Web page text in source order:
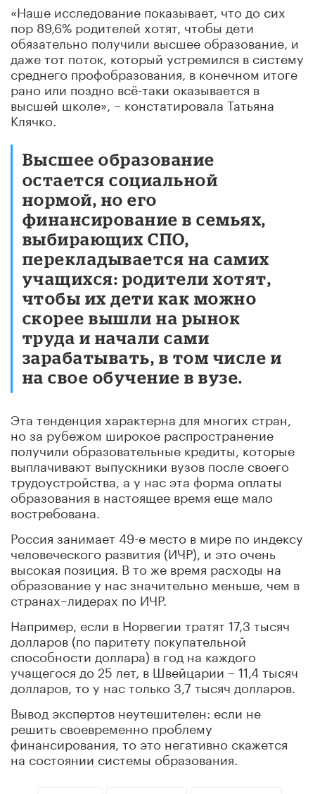
«Наше исследование показывает, что до сих
пор 89,6% родителей хотят, чтобы дети
обязательно получили высшее образование, и
даже тот поток, который устремился в систему
среднего профобразования, в конечном итоге
рано или поздно всё-таки оказывается в
высшей школе», – констатировала Татьяна
Клячко.
Высшее образование
остается социальной
нормой, но его
финансирование в семьях,
выбирающих СПО,
перекладывается на самих
учащихся: родители хотят,
чтобы их дети как можно
скорее вышли на рынок
труда и начали сами
зарабатывать, в том числе и
на свое обучение в вузе.
Эта тенденция характерна для многих стран,
но за рубежом широкое распространение
получили образовательные кредиты, которые
выплачивают выпускники вузов после своего
трудоустройства, а у нас эта форма оплаты
образования в настоящее время еще мало
востребована.
Россия занимает 49-е место в мире по индексу
человеческого развития (ИЧР), и это очень
высокая позиция. В то же время расходы на
образование у нас значительно меньше, чем в
странах–лидерах по ИЧР.
Например, если в Норвегии тратят 17,3 тысяч
долларов (по паритету покупательной
способности доллара) в год на каждого
учащегося до 25 лет, в Швейцарии – 11,4 тысяч
долларов, то у нас только 3,7 тысяч долларов.
Вывод экспертов неутешителен: если не
решить своевременно проблему
финансирования, то это негативно скажется
на состоянии системы образования.